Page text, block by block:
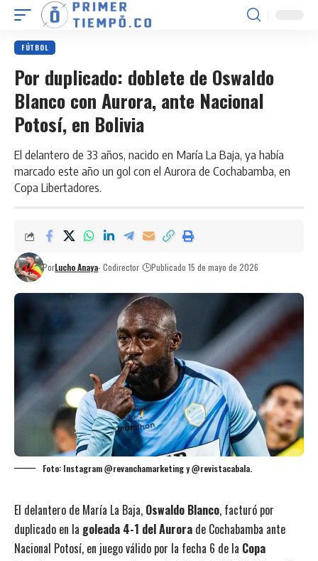
FÚTBOL
Por duplicado: doblete de Oswaldo
Blanco con Aurora, ante Nacional
Potosí, en Bolivia
El delantero de 33 años, nacido en María La Baja, ya había
marcado este año un gol con el Aurora de Cochabamba, en
Copa Libertadores.
PorLucho Anaya- Codirector Publicado 15 de mayo de 2026
Foto: Instagram @revanchamarketing y @revistacabala.
El delantero de María La Baja, Oswaldo Blanco, facturó por
duplicado en la goleada 4-1 del Aurora de Cochabamba ante
Nacional Potosí, en juego válido por la fecha 6 de la Copa